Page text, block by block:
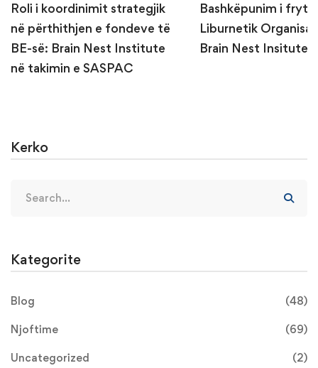
Roli i koordinimit strategjik
në përthithjen e fondeve të
BE-së: Brain Nest Institute
në takimin e SASPAC
Bashkëpunim i
Liburnetik
Brain Nest Insitute
Kerko
Kategorite
Blog (48)
Njoftime (69)
Uncategorized (2)